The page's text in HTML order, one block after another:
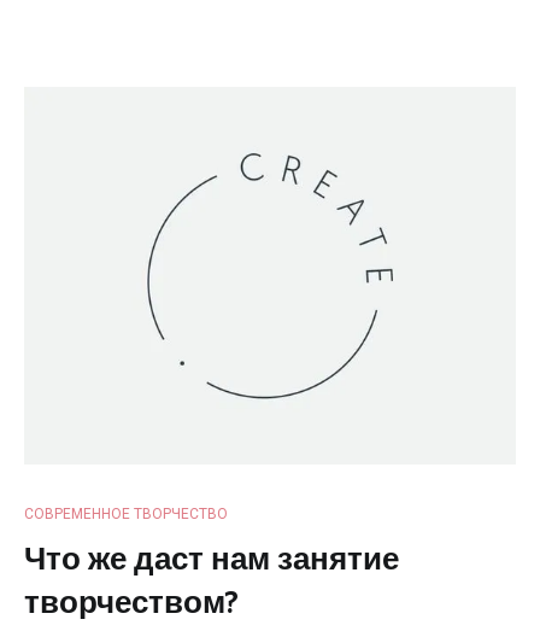
СОВРЕМЕННОЕ ТВОРЧЕСТВО
Что же даст нам занятие
творчеством?